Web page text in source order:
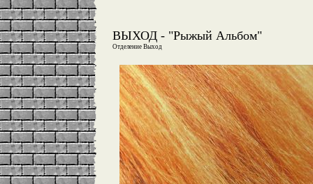
ВЫХОД - "Рыжый Альбом"
Отделение Выход